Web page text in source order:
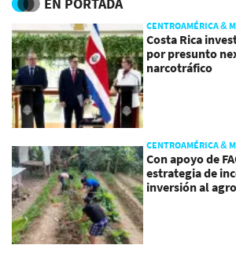
CENTROAMÉRICA &
Costa Rica
por presunto
narcotráfico
CENTROAMÉRICA &
Con apoyo de
estrategia de
inversión al agro